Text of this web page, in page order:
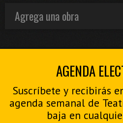
Agrega una obra
AGENDA
Suscríbete y recibirás
agenda semanal de
baja en